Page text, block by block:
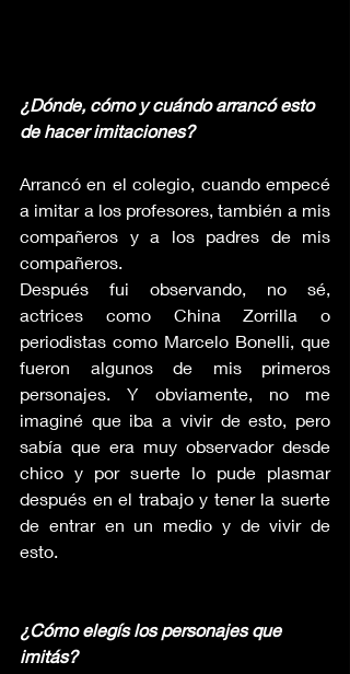
¿Dónde, cómo y cuándo arrancó esto
de hacer imitaciones?
Arrancó en el colegio, cuando empecé
a imitar a los profesores, también a mis
compañeros y a los padres de mis
compañeros.
Después fui observando, no sé,
actrices como China Zorrilla o
periodistas como Marcelo Bonelli, que
fueron algunos de mis primeros
personajes. Y obviamente, no me
imaginé que iba a vivir de esto, pero
sabía que era muy observador desde
chico y por suerte lo pude plasmar
después en el trabajo y tener la suerte
de entrar en un medio y de vivir de
esto.
¿Cómo elegís los personajes que
imitás?